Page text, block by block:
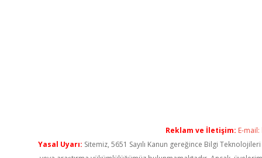
Reklam ve İletişim: E-mail:
Yasal Uyarı: Sitemiz, 5651 Sayılı Kanun gereğince Bilgi